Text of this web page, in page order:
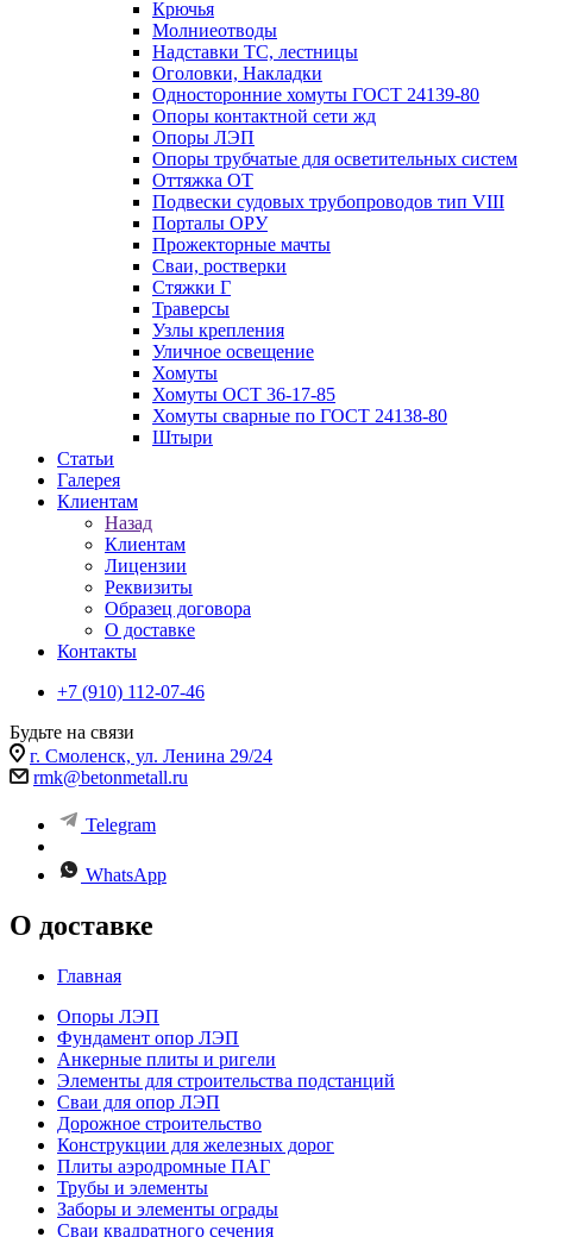
Крючья
Молниеотводы
Надставки ТС, лестницы
Оголовки, Накладки
Односторонние хомуты ГОСТ 24139-80
Опоры контактной сети жд
Опоры ЛЭП
Опоры трубчатые для осветительных систем
Оттяжка ОТ
Подвески судовых трубопроводов тип VIII
Порталы ОРУ
Прожекторные мачты
Сваи, ростверки
Стяжки Г
Траверсы
Узлы крепления
Уличное освещение
Хомуты
Хомуты ОСТ 36-17-85
Хомуты сварные по ГОСТ 24138-80
Штыри
Статьи
Галерея
Клиентам
Назад
Клиентам
Лицензии
Реквизиты
Образец договора
О доставке
Контакты
+7 (910) 112-07-46
Будьте на связи
г. Смоленск, ул. Ленина 29/24
rmk@betonmetall.ru
Telegram
WhatsApp
О доставке
Главная
Опоры ЛЭП
Фундамент опор ЛЭП
Анкерные плиты и ригели
Элементы для строительства подстанций
Сваи для опор ЛЭП
Дорожное строительство
Конструкции для железных дорог
Плиты аэродромные ПАГ
Трубы и элементы
Заборы и элементы ограды
Сваи квадратного сечения